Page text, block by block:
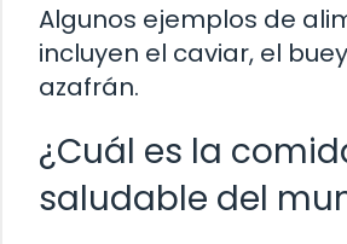
Algunos ejemplos de
incluyen el caviar, el
azafrán.
¿Cuál es la
saludable del